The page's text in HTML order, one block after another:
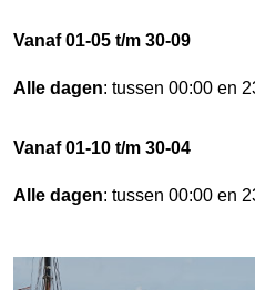
Vanaf 01-05 t/m 30-09
Alle dagen: tussen 00:00 en
Vanaf 01-10 t/m 30-04
Alle dagen: tussen 00:00 en